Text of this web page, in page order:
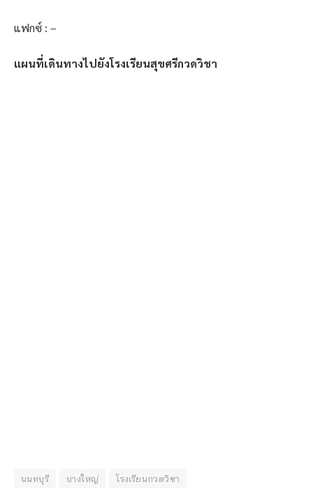
แฟกซ์ : –
แผนที่เดินทางไปยังโรงเรียนสุขศรีกวดวิชา
นนทบุรี บางใหญ่ โรงเรียนกวดวิชา